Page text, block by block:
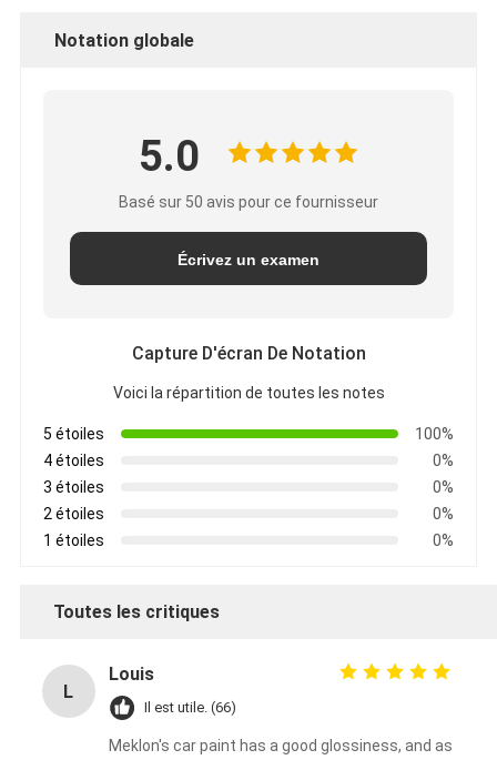
Notation globale
5.0
Basé sur 50 avis pour ce fournisseur
Écrivez un examen
Capture D'écran De Notation
Voici la répartition de toutes les notes
5 étoiles
100%
4 étoiles
0%
3 étoiles
0%
2 étoiles
0%
1 étoiles
0%
Toutes les critiques
L
Louis
Il est utile. (66)
Meklon's car paint has a good glossiness, and as